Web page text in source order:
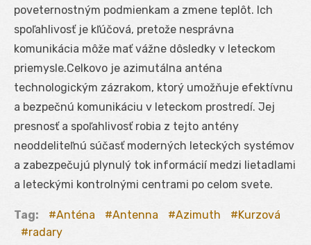
poveternostným podmienkam a zmene teplôt. Ich
spoľahlivosť je kľúčová, pretože nesprávna
komunikácia môže mať vážne dôsledky v leteckom
priemysle.Celkovo je azimutálna anténa
technologickým zázrakom, ktorý umožňuje efektívnu
a bezpečnú komunikáciu v leteckom prostredí. Jej
presnosť a spoľahlivosť robia z tejto antény
neoddeliteľnú súčasť moderných leteckých systémov
a zabezpečujú plynulý tok informácií medzi lietadlami
a leteckými kontrolnými centrami po celom svete.
Tag: Anténa Antenna Azimuth
Kurzová
radary